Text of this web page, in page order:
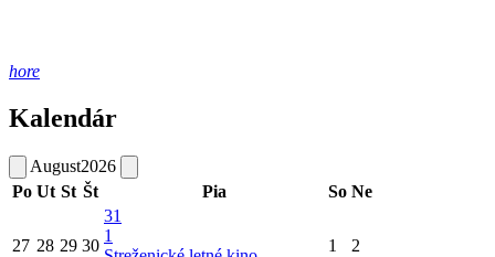
hore
Kalendár
August2026
Po Ut St Št Pia So Ne
27 28 29 30
31
1
1 2